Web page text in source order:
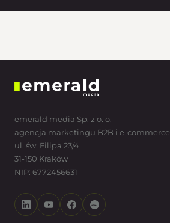
emerald media Sp. z o. o.
agencja marketingu B2B i e-commerce
ul. św. Filipa 23/4
31-150 Kraków
NIP: 6772456631